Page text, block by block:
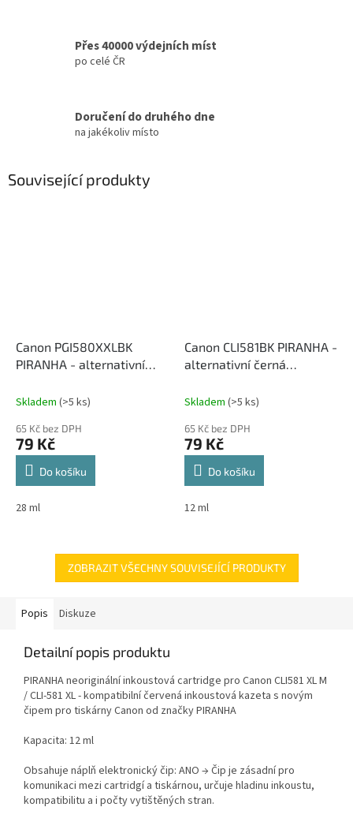
Přes 40000 výdejních míst
po celé ČR
Doručení do druhého dne
na jakékoliv místo
Související produkty
Canon PGI580XXLBK
PIRANHA - alternativní
Skladem (>5 ks)
65 Kč bez DPH
79 Kč
Do košíku
28 ml
Canon CLI581BK PIRANHA -
alternativní černá
Skladem (>5 ks)
65 Kč bez DPH
79 Kč
Do košíku
12 ml
ZOBRAZIT VŠECHNY SOUVISEJÍCÍ PRODUKTY
Popis Diskuze
Detailní popis produktu
PIRANHA neoriginální inkoustová cartridge pro Canon CLI581 XL M
/ CLI-581 XL - kompatibilní červená inkoustová kazeta s novým
čipem pro tiskárny Canon od značky PIRANHA
Kapacita: 12 ml
Obsahuje náplň elektronický čip: ANO → Čip je zásadní pro
komunikaci mezi cartridgí a tiskárnou, určuje hladinu inkoustu,
kompatibilitu a i počty vytištěných stran.